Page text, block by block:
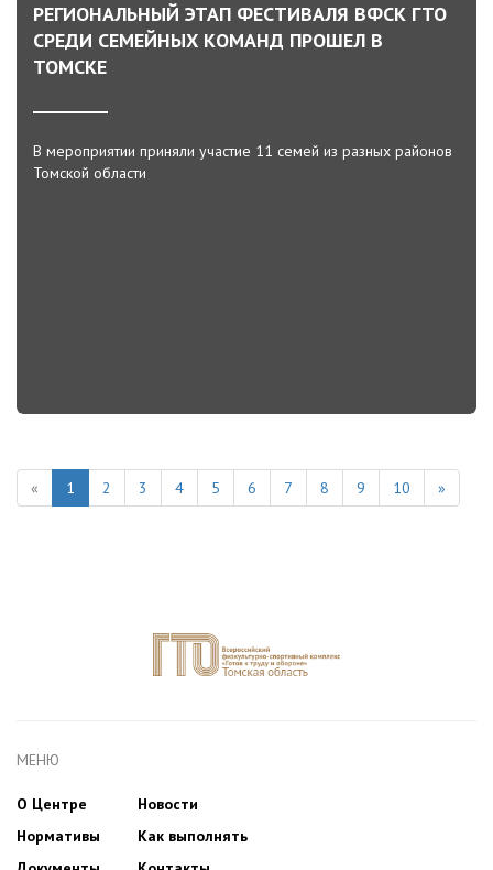
РЕГИОНАЛЬНЫЙ ЭТАП ФЕСТИВАЛЯ ВФСК ГТО
СРЕДИ СЕМЕЙНЫХ КОМАНД ПРОШЕЛ В
ТОМСКЕ
В мероприятии приняли участие 11 семей из разных районов
Томской области
« 1 2 3 4 5 6 7 8 9 10 »
МЕНЮ
О Центре
Нормативы
Новости
Как выполнять